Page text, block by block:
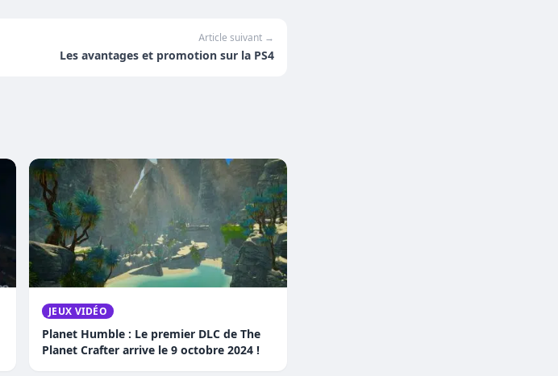
Article suivant →
Les avantages et promotion sur la PS4
JEUX VIDÉO
Planet Humble : Le premier DLC de The
Planet Crafter arrive le 9 octobre 2024 !